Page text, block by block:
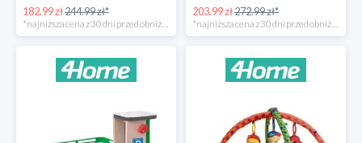
182.99 zł244.99 zł* 203.99 zł272.99 zł*